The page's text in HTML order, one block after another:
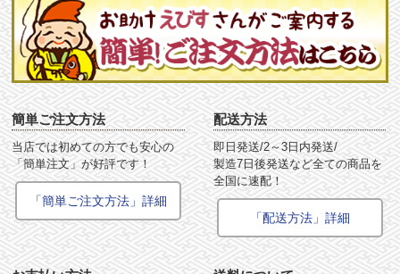
簡単ご注文方法
当店では初めての方でも安心の
「簡単注文」が好評です！
「簡単ご注文方法」詳細
配送方法
即日発送/2～3日内発送/
製造7日後発送など全ての商品を
全国に速配！
「配送方法」詳細